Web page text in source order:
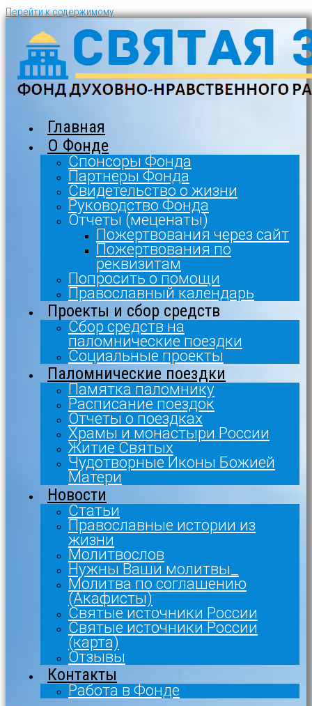
Перейти к содержимому
Главная
О Фонде
Спонсоры Фонда
Партнеры Фонда
Свидетельство о жизни
Руководство Фонда
Отчеты (меценаты)
Пожертвования через сайт
Пожертвования по
реквизитам
Попросить о помощи
Православный календарь
Проекты и сбор средств
Сбор средств на
паломнические поездки
Социальные проекты
Паломнические поездки
Памятка паломнику
Расписание поездок
Отчеты о поездках
Храмы и монастыри России
Житие Святых
Чудотворные Иконы Божией
Матери
Новости
Статьи
Православные истории из
жизни
Молитвослов
Нужны Ваши молитвы_
Молитва по соглашению
(Акафисты)
Святые источники России
Святые источники России
(карта)
Отзывы
Контакты
Работа в Фонде